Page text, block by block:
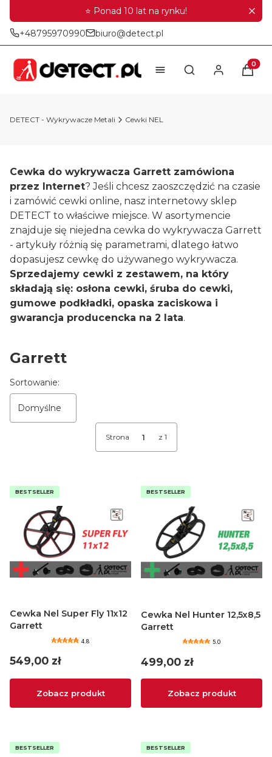
⭐ Ponad 10 lat na rynku!
+48795970990 biuro@detect.pl
Otwórz
DETECT - Wykrywacze Metali Cewki NEL
Cewka do wykrywacza Garrett zamówiona
przez Internet? Jeśli chcesz zaoszczędzić na czasie
i zamówić cewki online, nasz internetowy sklep
DETECT to właściwe miejsce. W asortymencie
znajduje się niejedna cewka do wykrywacza Garrett
- artykuły różnią się parametrami, dlatego łatwo
dopasujesz cewkę do używanego wykrywacza.
Sprzedajemy cewki z zestawem, na który
składają się: osłona cewki, śruba do cewki,
gumowe podkładki, opaska zaciskowa i
gwarancja producencka na 2 lata.
Garrett
Lista produktów
Sortowanie:
Domyślne
Strona z 1
BESTSELLER
Cewka Nel Super Fly 11x12
Garrett
4.8
Cena
549,00 zł
Zobacz produkt
BESTSELLER
Cewka Nel Hunter 12,5x8,5
Garrett
5.0
Cena
499,00 zł
Zobacz produkt
BESTSELLER BESTSELLER